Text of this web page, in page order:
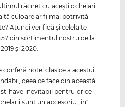
răcnet cu aceşti ochelari.
culoare ar fi mai potrivită
Atunci verifică şi celelalte
din sortimentul nostru de la
şi 2020.
conferă notei clasice a acestui
ceea ce face din această
have inevitabil pentru orice
sunt un accesoriu „in“.